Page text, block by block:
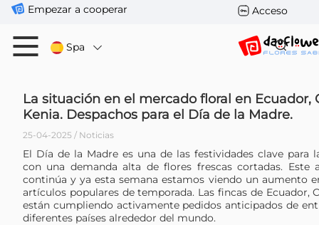
Empezar a cooperar Acceso
Spa
La situación en el mercado floral en Ecuador,
Kenia. Despachos para el Día de la Madre.
25-04-2025 / Noticias
El Día de la Madre es una de las festividades clave para
con una demanda alta de flores frescas cortadas. Este
continúa y ya esta semana estamos viendo un aumento
artículos populares de temporada. Las fincas de Ecuador,
están cumpliendo activamente pedidos anticipados de
diferentes países alrededor del mundo.